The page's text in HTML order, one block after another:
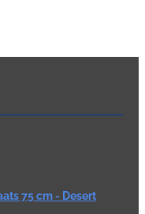
75 cm - Desert